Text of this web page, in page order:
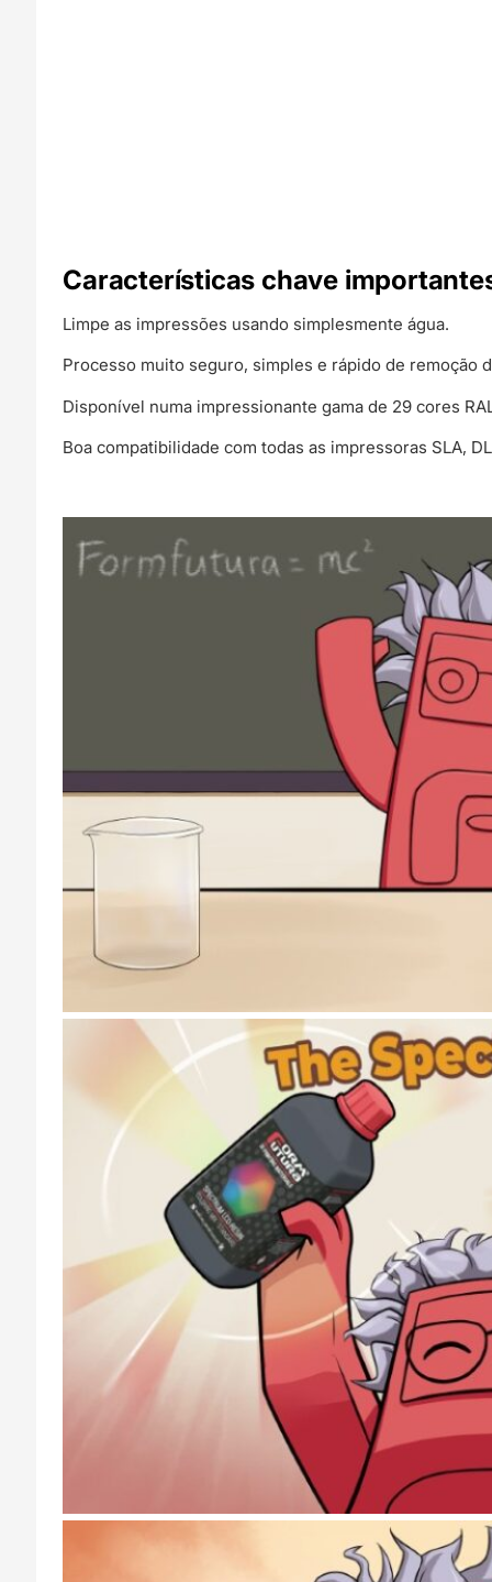
Características chave
Limpe as impressões usando simplesmente água.
Processo muito seguro, simples e rápido de remoção
Disponível numa impressionante gama de 29 cores
Boa compatibilidade com todas as impressoras SLA,